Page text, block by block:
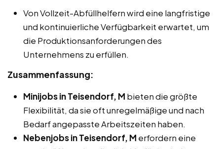
Von Vollzeit-Abfüllhelfern wird eine langfristige
und kontinuierliche Verfügbarkeit erwartet, um
die Produktionsanforderungen des
Unternehmens zu erfüllen.
Zusammenfassung:
Minijobs in Teisendorf, M bieten die größte
Flexibilität, da sie oft unregelmäßige und nach
Bedarf angepasste Arbeitszeiten haben.
Nebenjobs in Teisendorf, M erfordern eine